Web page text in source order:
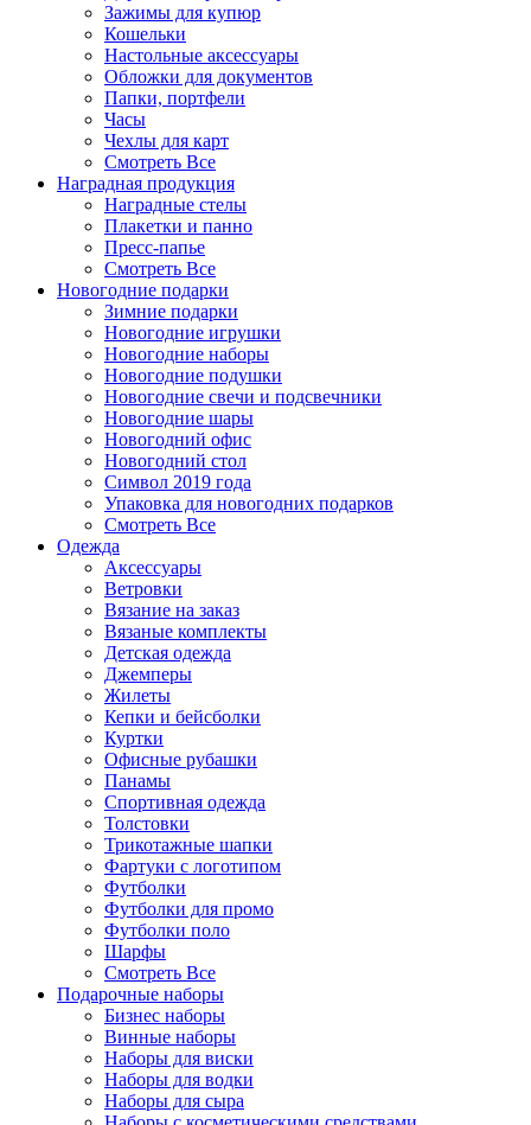
Зажимы для купюр
Кошельки
Настольные аксессуары
Обложки для документов
Папки, портфели
Часы
Чехлы для карт
Смотреть Все
Наградная продукция
Наградные стелы
Плакетки и панно
Пресс-папье
Смотреть Все
Новогодние подарки
Зимние подарки
Новогодние игрушки
Новогодние наборы
Новогодние подушки
Новогодние свечи и подсвечники
Новогодние шары
Новогодний офис
Новогодний стол
Символ 2019 года
Упаковка для новогодних подарков
Смотреть Все
Одежда
Аксессуары
Ветровки
Вязание на заказ
Вязаные комплекты
Детская одежда
Джемперы
Жилеты
Кепки и бейсболки
Куртки
Офисные рубашки
Панамы
Спортивная одежда
Толстовки
Трикотажные шапки
Фартуки с логотипом
Футболки
Футболки для промо
Футболки поло
Шарфы
Смотреть Все
Подарочные наборы
Бизнес наборы
Винные наборы
Наборы для виски
Наборы для водки
Наборы для сыра